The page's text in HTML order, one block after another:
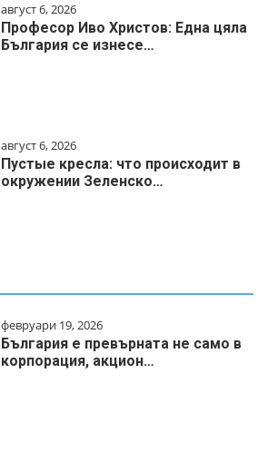
август 6, 2026
Професор Иво Христов: Една цяла
България се изнесе…
август 6, 2026
Пустые кресла: что происходит в
окружении Зеленско…
февруари 19, 2026
България е превърната не само в
корпорация, акцион…